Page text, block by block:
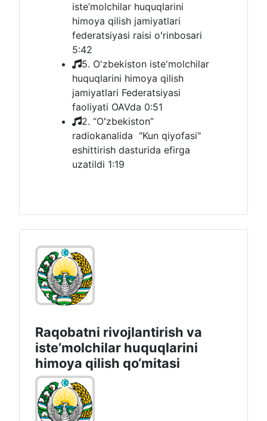
iste’molchilar huquqlarini
himoya qilish jamiyatlari
federatsiyasi raisi oʻrinbosari
5:42
5. O'zbekiston iste'molchilar
huquqlarini himoya qilish
jamiyatlari Federatsiyasi
faoliyati OAVda 0:51
2. “Oʻzbekiston”
radiokanalida "Kun qiyofasi"
eshittirish dasturida efirga
uzatildi 1:19
Raqobatni rivojlantirish va
isteʼmolchilar huquqlarini
himoya qilish qo‘mitasi